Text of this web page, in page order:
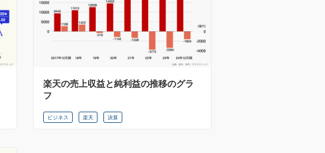
楽天の売上収益と純利益の推移のグラ
フ
ビジネス 楽天 決算